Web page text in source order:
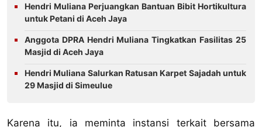
Hendri Muliana Perjuangkan Bantuan Bibit Hortikultura
untuk Petani di Aceh Jaya
Anggota DPRA Hendri Muliana Tingkatkan Fasilitas 25
Masjid di Aceh Jaya
Hendri Muliana Salurkan Ratusan Karpet Sajadah untuk
29 Masjid di Simeulue
Karena itu, ia meminta instansi terkait bersama